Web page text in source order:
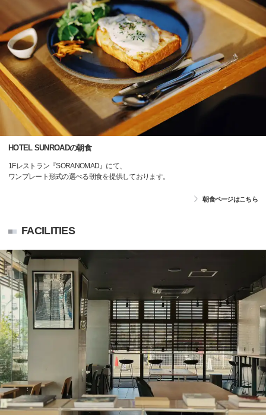
HOTEL SUNROADの朝食
1Fレストラン『SORANOMAD』にて、
ワンプレート形式の選べる朝食を提供しております。
朝食ページはこちら
FACILITIES